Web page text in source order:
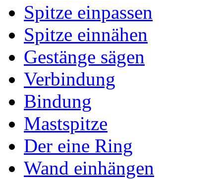
Spitze einpassen
Spitze einnähen
Gestänge sägen
Verbindung
Bindung
Mastspitze
Der eine Ring
Wand einhängen